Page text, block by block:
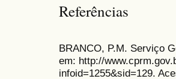
Referências
BRANCO, P.M. Serviço
em: http://
infoid=1255&sid=129.